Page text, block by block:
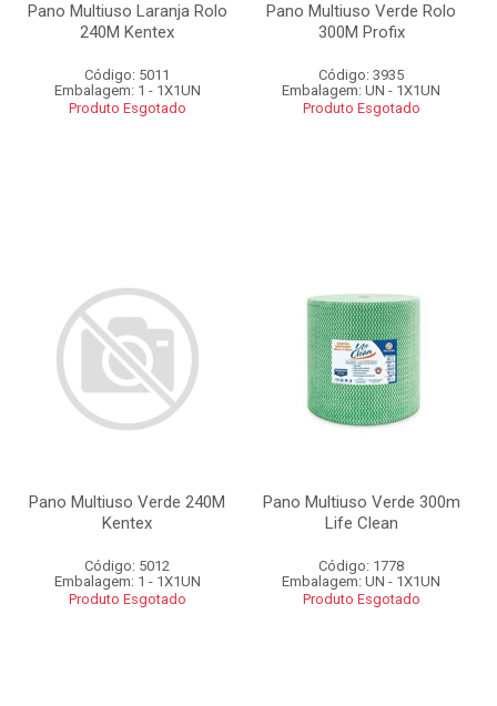
Pano Multiuso Laranja Rolo
240M Kentex
Código: 5011
Embalagem: 1 - 1X1UN
Produto Esgotado
Pano Multiuso Verde Rolo
300M Profix
Código: 3935
Embalagem: UN - 1X1UN
Produto Esgotado
Pano Multiuso Verde 240M
Kentex
Código: 5012
Embalagem: 1 - 1X1UN
Produto Esgotado
Pano Multiuso Verde 300m
Life Clean
Código: 1778
Embalagem: UN - 1X1UN
Produto Esgotado